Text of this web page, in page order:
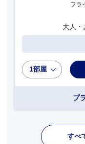
フラ
大人・
1部屋
プ
すべ